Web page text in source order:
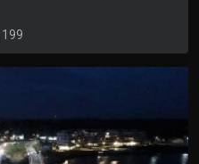
199